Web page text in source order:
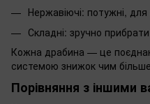
Нержавіючі: потужні,
Складні: зручно
Кожна драбина — це
системою знижок чим
Порівняння з іншими